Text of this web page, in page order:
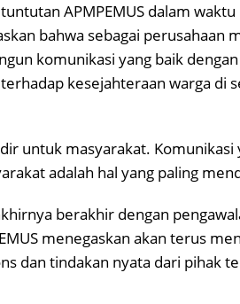
APMPEMUS dalam waktu
bahwa sebagai perusahaan
komunikasi yang baik
kesejahteraan warga di
untuk masyarakat.
adalah hal yang paling
berakhir dengan
menegaskan akan terus
dan tindakan nyata dari pihak